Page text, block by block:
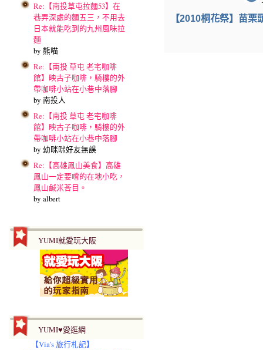
Re:【南投草屯拉麵53】在
巷弄深處的麵五三，不用去
日本就能吃到的九州風味拉
麵
by 熊喵
Re:【南投 草屯 老宅咖啡
館】映古子咖啡，騎樓的外
帶咖啡小站在小巷中落腳
by 南投人
Re:【南投 草屯 老宅咖啡
館】映古子咖啡，騎樓的外
帶咖啡小站在小巷中落腳
by 幼咪咪好友無誤
Re:【高雄鳳山美食】高雄
鳳山一定要嚐的在地小吃，
鳳山鹹米荅目。
by albert
YUMI就愛玩大阪
YUMI♥愛逛網
【Via's 旅行札記】
【2010桐花祭】苗